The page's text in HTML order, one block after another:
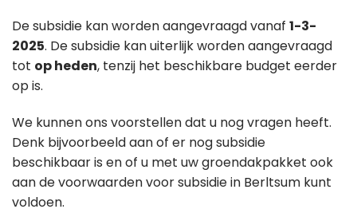
De subsidie kan worden aangevraagd vanaf 1-3-
2025. De subsidie kan uiterlijk worden aangevraagd
tot op heden, tenzij het beschikbare budget eerder
op is.
We kunnen ons voorstellen dat u nog vragen heeft.
Denk bijvoorbeeld aan of er nog subsidie
beschikbaar is en of u met uw groendakpakket ook
aan de voorwaarden voor subsidie in Berltsum kunt
voldoen.